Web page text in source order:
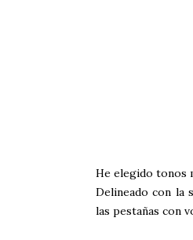
He elegido tonos
Delineado con la
las pestañas con